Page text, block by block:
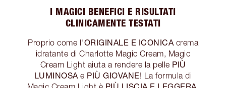
I MAGICI BENEFICI E RISULTATI
CLINICAMENTE TESTATI
Proprio come l'ORIGINALE E ICONICA crema
idratante di Charlotte Magic Cream, Magic
Cream Light aiuta a rendere la pelle PIÙ
LUMINOSA e PIÙ GIOVANE! La formula di